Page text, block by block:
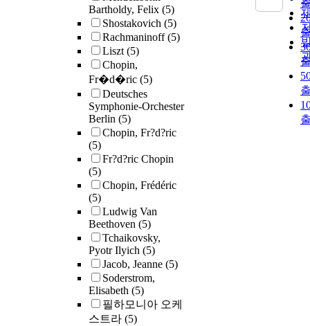
Bartholdy, Felix (5)
Shostakovich (5)
Rachmaninoff(5)
Liszt(5)
Chopin,
Fr�d�ric (5)
Deutsches
Symphonie-Orchester
Berlin (5)
Chopin, Fr?d?ric
(5)
Fr?d?ric Chopin
(5)
Chopin, Frédéric
(5)
Ludwig Van
Beethoven (5)
Tchaikovsky,
Pyotr Ilyich (5)
Jacob, Jeanne (5)
Soderstrom,
Elisabeth (5)
필하모니아 오케
스트라 (5)